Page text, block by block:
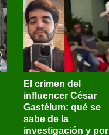
El crimen del
influencer César
Gastélum: qué se
sabe de la
investigación y por